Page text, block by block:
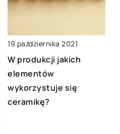
19 października 2021
W produkcji jakich
elementów
wykorzystuje się
ceramikę?